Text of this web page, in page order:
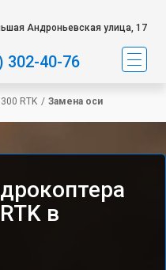
Андроньевская улица, 17
302-40-76
RTK / Замена оси
в